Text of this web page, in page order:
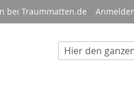
bei Traummatten.de
Suche